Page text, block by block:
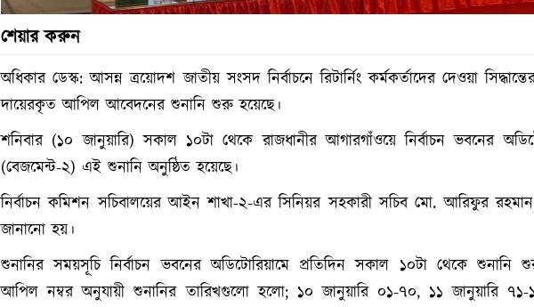
শেয়ার করুন
অধিকার ডেস্ক: আসন্ন ত্রয়োদশ জাতীয় সংসদ নির্বাচনে রিটার্নিং কর্মকর্তাদের দেওয়া
দায়েরকৃত আপিল আবেদনের শুনানি শুরু হয়েছে।
শনিবার (১০ জানুয়ারি) সকাল ১০টা থেকে রাজধানীর আগারগাঁওয়ে নির্বাচন ভবনের
(বেজমেন্ট-২) এই শুনানি অনুষ্ঠিত হয়েছে।
নির্বাচন কমিশন সচিবালয়ের আইন শাখা-২-এর সিনিয়র সহকারী সচিব মো. আরিফুর
জানানো হয়।
শুনানির সময়সূচি নির্বাচন ভবনের অডিটোরিয়ামে প্রতিদিন সকাল ১০টা থেকে শুনানি
আপিল নম্বর অনুযায়ী শুনানির তারিখগুলো হলো; ১০ জানুয়ারি ০১-৭০, ১১ জানুয়ারি